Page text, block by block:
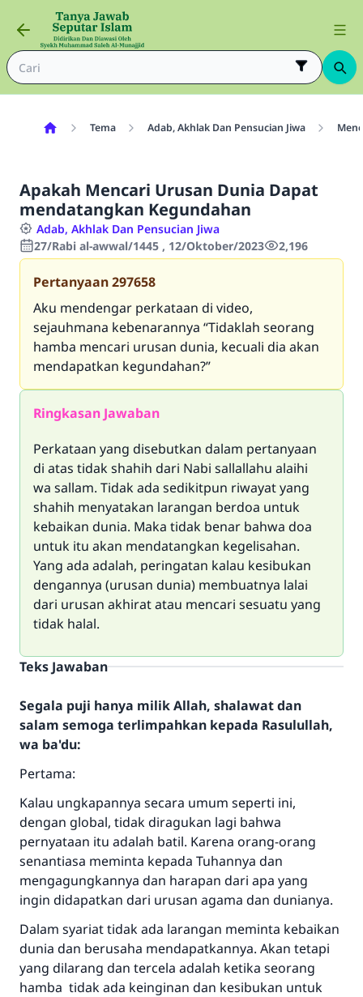
Tema Adab, Akhlak Dan Pensucian Jiwa
Apakah Mencari Urusan Dunia Dapat
mendatangkan Kegundahan
Adab, Akhlak Dan Pensucian Jiwa
27/Rabi al-awwal/1445 , 12/Oktober/2023
2,196
Pertanyaan297658
Aku mendengar perkataan di video,
sejauhmana kebenarannya “Tidaklah seorang
hamba mencari urusan dunia, kecuali dia akan
mendapatkan kegundahan?”
Ringkasan Jawaban
Perkataan yang disebutkan dalam pertanyaan
di atas tidak shahih dari Nabi sallallahu alaihi
wa sallam. Tidak ada sedikitpun riwayat yang
shahih menyatakan larangan berdoa untuk
kebaikan dunia. Maka tidak benar bahwa doa
untuk itu akan mendatangkan kegelisahan.
Yang ada adalah, peringatan kalau kesibukan
dengannya (urusan dunia) membuatnya lalai
dari urusan akhirat atau mencari sesuatu yang
tidak halal.
Teks Jawaban
Segala puji hanya milik Allah, shalawat dan
salam semoga terlimpahkan kepada Rasulullah,
wa ba'du:
Pertama:
Kalau ungkapannya secara umum seperti ini,
dengan global, tidak diragukan lagi bahwa
pernyataan itu adalah batil. Karena orang-orang
senantiasa meminta kepada Tuhannya dan
mengagungkannya dan harapan dari apa yang
ingin didapatkan dari urusan agama dan dunianya.
Dalam syariat tidak ada larangan meminta kebaikan
dunia dan berusaha mendapatkannya. Akan tetapi
yang dilarang dan tercela adalah ketika seorang
hamba tidak ada keinginan dan kesibukan untuk